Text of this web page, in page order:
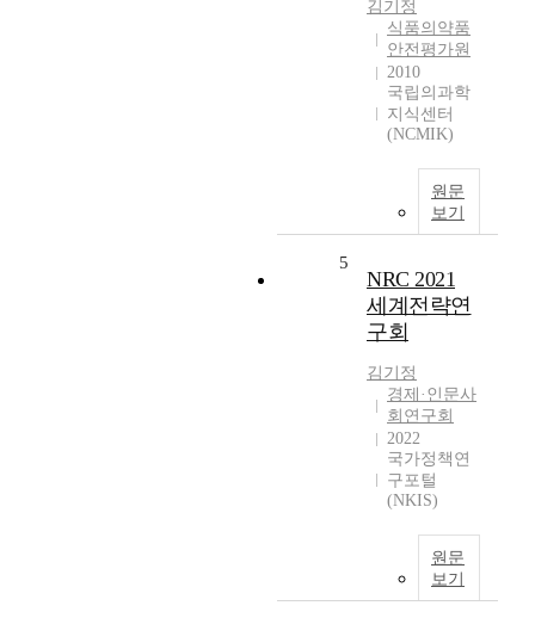
김기정
식품의약품
안전평가원
2010
국립의과학
지식센터
(NCMIK)
원문
보기
5
NRC 2021
세계전략연
구회
김기정
경제·인문사
회연구회
2022
국가정책연
구포털
(NKIS)
원문
보기